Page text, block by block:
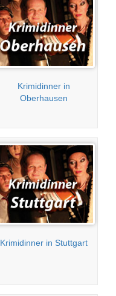
Krimidinner in
Oberhausen
Krimidinner in Stuttgart